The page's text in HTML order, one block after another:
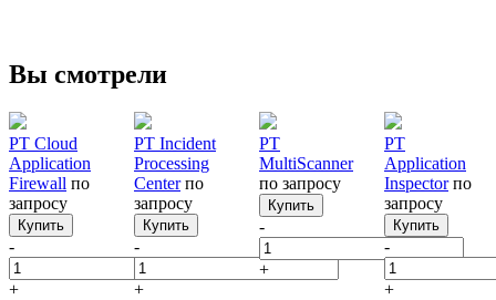
Вы смотрели
PT Cloud
Application
Firewall по
запросу
Купить
-
+
PT Incident
Processing
Center по
запросу
Купить
-
+
PT
MultiScanner
по запросу
Купить
-
+
PT
Application
Inspector по
запросу
Купить
-
+